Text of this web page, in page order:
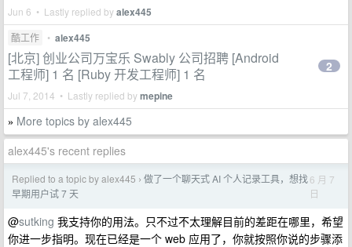
Jun 6 • Lastly replied byalex445
酷工作 • alex445
[北京] 创业公司万宝乐 Swably 公司招聘 [Android
工程师] 1 名 [Ruby 开发工程师] 1 名
Jul 7, 2014 • Lastly replied bymepine
2
» More topics by alex445
alex445's recent replies
Replied to a topic by alex445 › 做了一个聊天式 AI 个人记录工具，想找
早期用户试 7 天
6 月 7
日
@sutking 我支持你的用法。只不过不太理解目前的差距在哪里，希望
你进一步指明。现在已经是一个 web 应用了，你就按照你说的步骤添